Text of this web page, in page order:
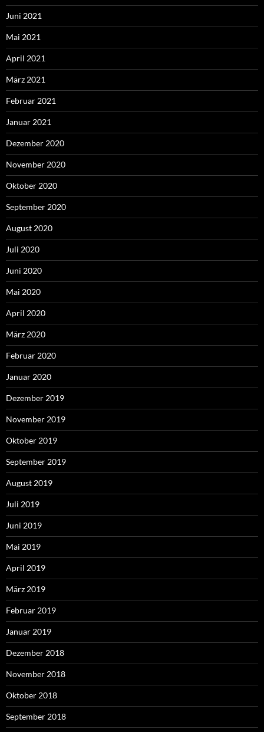
Juni 2021
Mai 2021
April 2021
März 2021
Februar 2021
Januar 2021
Dezember 2020
November 2020
Oktober 2020
September 2020
August 2020
Juli 2020
Juni 2020
Mai 2020
April 2020
März 2020
Februar 2020
Januar 2020
Dezember 2019
November 2019
Oktober 2019
September 2019
August 2019
Juli 2019
Juni 2019
Mai 2019
April 2019
März 2019
Februar 2019
Januar 2019
Dezember 2018
November 2018
Oktober 2018
September 2018